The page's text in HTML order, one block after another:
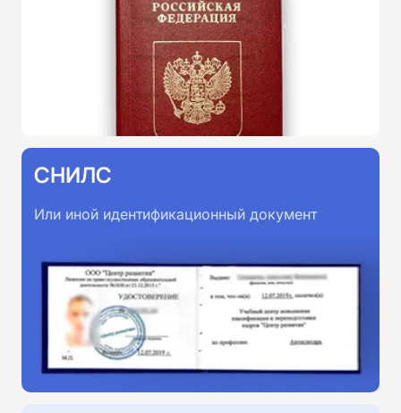
СНИЛС
Или иной идентификационный документ